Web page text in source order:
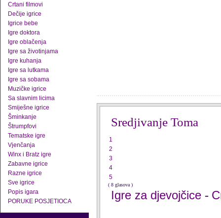
Crtani filmovi
Dečije igrice
Igrice bebe
Igre doktora
Igre oblačenja
Igre sa životinjama
Igre kuhanja
Igre sa lutkama
Igre sa sobama
Muzičke igrice
Sa slavnim licima
Smiješne igrice
Šminkanje
Štrumpfovi
Tematske igre
Vjenčanja
Winx i Bratz igre
Zabavne igrice
Razne igrice
Sve igrice
Popis igara
PORUKE POSJETIOCA
Sredjivanje Toma
1
2
3
4
5
( 8 glasova )
Igre za djevojčice -